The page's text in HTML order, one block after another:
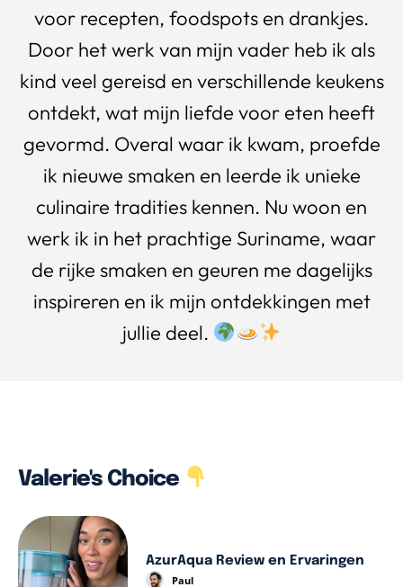
voor recepten, foodspots en drankjes.
Door het werk van mijn vader heb ik als
kind veel gereisd en verschillende keukens
ontdekt, wat mijn liefde voor eten heeft
gevormd. Overal waar ik kwam, proefde
ik nieuwe smaken en leerde ik unieke
culinaire tradities kennen. Nu woon en
werk ik in het prachtige Suriname, waar
de rijke smaken en geuren me dagelijks
inspireren en ik mijn ontdekkingen met
jullie deel.
Valerie's Choice
AzurAqua Review en Ervaringen
Paul